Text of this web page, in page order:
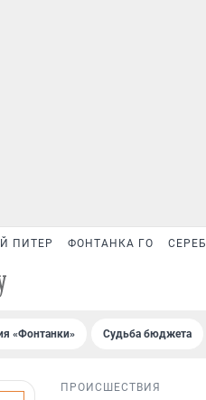
ПИТЕР ФОНТАНКА ГО
«Фонтанки» Судьба бюджета
ПРОИСШЕСТВИЯ